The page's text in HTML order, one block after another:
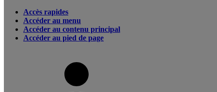
Accès rapides
Accéder au menu
Accéder au contenu principal
Accéder au pied de page